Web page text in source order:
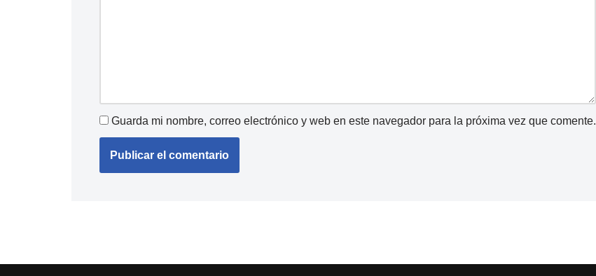
Guarda mi nombre, correo electrónico y web en este navegador para la próxima vez que comente.